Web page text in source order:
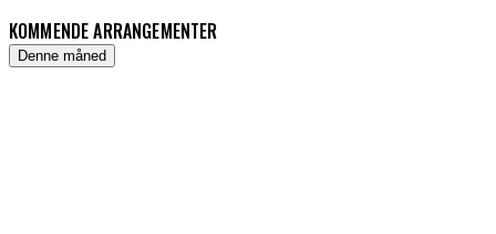
KOMMENDE ARRANGEMENTER
Denne måned